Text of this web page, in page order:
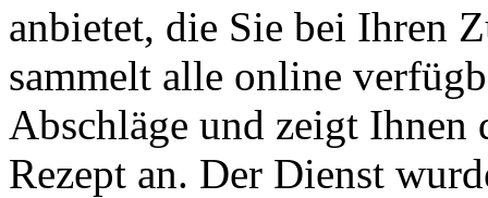
anbietet, die Sie bei Ihren
sammelt alle online
Abschläge und zeigt
Rezept an. Der Dienst